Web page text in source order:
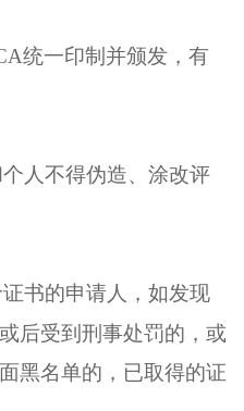
统一印制并颁发 ， 有
人不得伪造、 涂改评
书的申请人 ， 如发现
或后受到刑事处罚的 ， 或
黑名单的 ， 已取得的证